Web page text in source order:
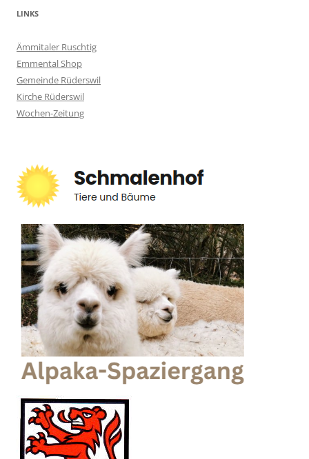
LINKS
Ämmitaler Ruschtig
Emmental Shop
Gemeinde Rüderswil
Kirche Rüderswil
Wochen-Zeitung